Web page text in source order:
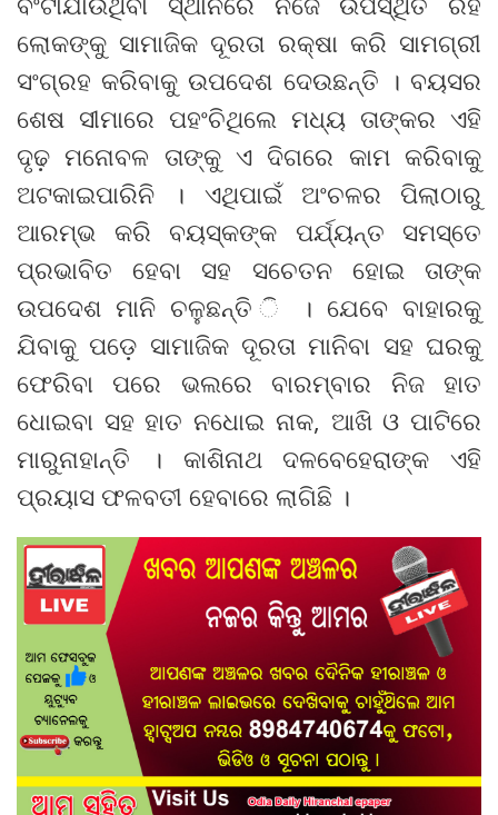
ଲୋକଙ୍କୁ ସାମାଜିକ ଦୂରତା ରକ୍ଷା କରି ସାମଗ୍ରୀ
ସଂଗ୍ରହ କରିବାକୁ ଉପଦେଶ ଦେଉଛନ୍ତି । ବୟସର
ଶେଷ ସୀମାରେ ପହଂଚିଥିଲେ ମଧ୍ୟ ତାଙ୍କର ଏହି
ଦୃଢ଼ ମନୋବଳ ତାଙ୍କୁ ଏ ଦିଗରେ କାମ କରିବାକୁ
ଅଟକାଇପାରିନି । ଏଥିପାଇଁ ଅଂଚଳର ପିଲାଠାରୁ
ଆରମ୍ଭ କରି ବୟସ୍କଙ୍କ ପର୍ଯ୍ୟନ୍ତ ସମସ୍ତେ
ପ୍ରଭାବିତ ହେବା ସହ ସଚେତନ ହୋଇ ତାଙ୍କ
ଉପଦେଶ ମାନି ଚଳୁଛନ୍ତି ି । ଯେବେ ବାହାରକୁ
ଯିବାକୁ ପଡ଼େ ସାମାଜିକ ଦୂରତା ମାନିବା ସହ ଘରକୁ
ଫେରିବା ପରେ ଭଲରେ ବାରମ୍ବାର ନିଜ ହାତ
ଧୋଇବା ସହ ହାତ ନଧୋଇ ନାକ, ଆଖି ଓ ପାଟିରେ
ମାରୁନାହାନ୍ତି । କାଶିନାଥ ଦଳବେହେରାଙ୍କ ଏହି
ପ୍ରୟାସ ଫଳବତୀ ହେବାରେ ଲାଗିଛି ।